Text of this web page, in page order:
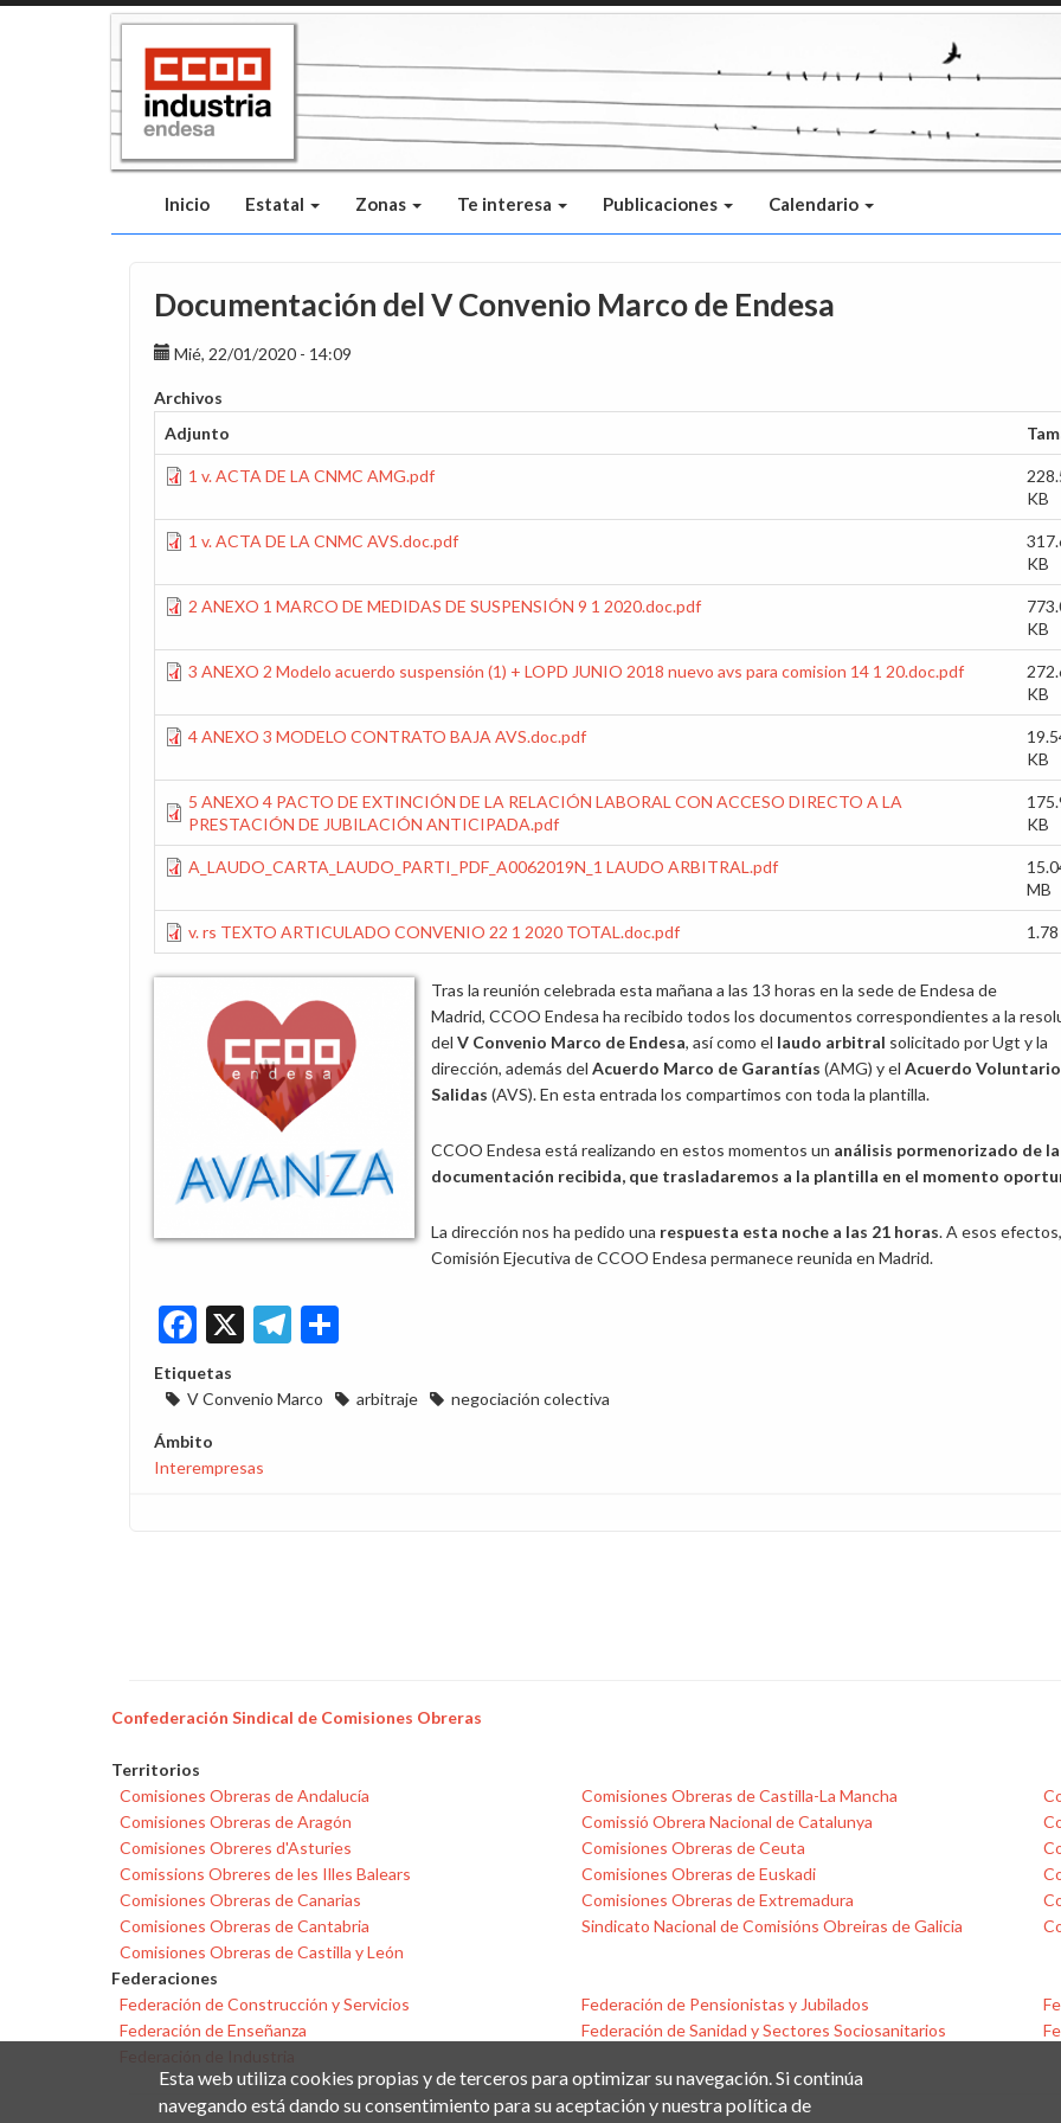
Inicio Estatal Zonas Te interesa Publicaciones Calendario
Documentación del V Convenio Marco de Endesa
Mié, 22/01/2020 - 14:09
Archivos
Adjunto
1 v. ACTA DE LA CNMC AMG.pdf
KB
1 v. ACTA DE LA CNMC AVS.doc.pdf
KB
2 ANEXO 1 MARCO DE MEDIDAS DE SUSPENSIÓN 9 1 2020.doc.pdf
KB
3 ANEXO 2 Modelo acuerdo suspensión (1) + LOPD JUNIO 2018 nuevo avs para comision 14 1 20.doc.pdf
KB
4 ANEXO 3 MODELO CONTRATO BAJA AVS.doc.pdf
KB
5 ANEXO 4 PACTO DE EXTINCIÓN DE LA RELACIÓN LABORAL CON ACCESO DIRECTO A LA
PRESTACIÓN DE JUBILACIÓN ANTICIPADA.pdf
KB
A_LAUDO_CARTA_LAUDO_PARTI_PDF_A0062019N_1 LAUDO ARBITRAL.pdf
MB
v. rs TEXTO ARTICULADO CONVENIO 22 1 2020 TOTAL.doc.pdf
Tras la reunión celebrada esta mañana a las 13 horas en la sede de Endesa de
Madrid, CCOO Endesa ha recibido todos los documentos correspondientes a la
del V Convenio Marco de Endesa, así como el laudo arbitral solicitado por Ugt y la
dirección, además del Acuerdo Marco de Garantías (AMG) y el Acuerdo
Salidas (AVS). En esta entrada los compartimos con toda la plantilla.
CCOO Endesa está realizando en estos momentos un análisis pormenorizado de la
documentación recibida, que trasladaremos a la plantilla en el momento
La dirección nos ha pedido una respuesta esta noche a las 21 horas. A esos
Comisión Ejecutiva de CCOO Endesa permanece reunida en Madrid.
Facebook
X Telegram
Etiquetas
V Convenio Marco
arbitraje negociación colectiva
Ámbito
Interempresas
Confederación Sindical de Comisiones Obreras
Territorios
Comisiones Obreras de Andalucía
Comisiones Obreras de Aragón
Comisiones Obreres d'Asturies
Comissions Obreres de les Illes Balears
Comisiones Obreras de Canarias
Comisiones Obreras de Cantabria
Comisiones Obreras de Castilla y León
Comisiones Obreras de Castilla-La Mancha
Comissió Obrera Nacional de Catalunya
Comisiones Obreras de Ceuta
Comisiones Obreras de Euskadi
Comisiones Obreras de Extremadura
Sindicato Nacional de Comisións Obreiras de Galicia
Federaciones
Federación de Construcción y Servicios
Federación de Enseñanza
Federación de Pensionistas y Jubilados
Federación de Sanidad y Sectores Sociosanitarios
Esta web utiliza cookies propias y de terceros para optimizar su navegación. Si continúa
navegando está dando su consentimiento para su aceptación y nuestra política de